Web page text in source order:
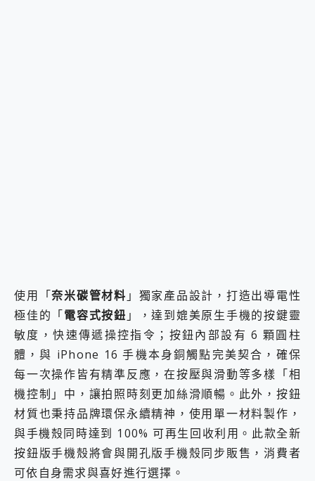
使用「奈米碳管材料 」獨家產品設計，打造出導電性
極佳的「電容式按鈕 」，達到媲美原生手機的按鍵靈
敏度，快速傳遞操控指令；按鈕內部設有 6 顆圓柱
體，與 iPhone 16 手機本身銅觸點完美契合，確保
每一次操作皆有精準反應，在按壓與滑動等多樣「相
機控制」中，讓拍照時刻更加絲滑順暢。此外，按鈕
材質也秉持品牌環保永續精神，使用單一材料製作，
與手機殼同時達到 100% 可再生回收利用。此款全新
按鈕版手機殼將會與開孔版手機殼同步販售，消費者
可依自身需求與喜好進行選擇。